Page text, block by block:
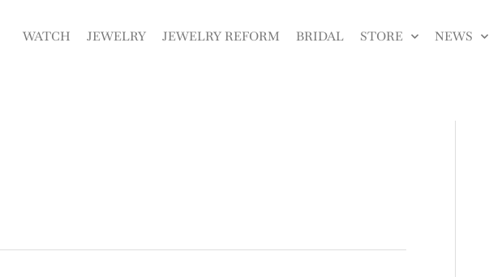
WATCH JEWELRY JEWELRY REFORM BRIDAL STORE NEWS